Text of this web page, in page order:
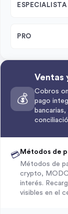
ESPECIALISTA
PRO
💰
Ventas
Cobros
pago
💳Métodos de
Métodos de
crypto,
interés.
visibles en el